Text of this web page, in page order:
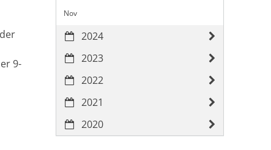
9-
Nov
2024
2023
2022
2021
2020